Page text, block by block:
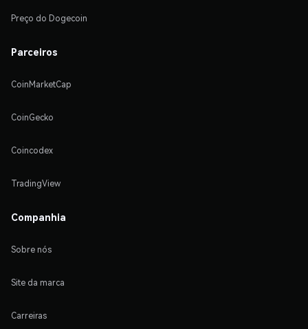
Preço do Dogecoin
Parceiros
CoinMarketCap
CoinGecko
Coincodex
TradingView
Companhia
Sobre nós
Site da marca
Carreiras